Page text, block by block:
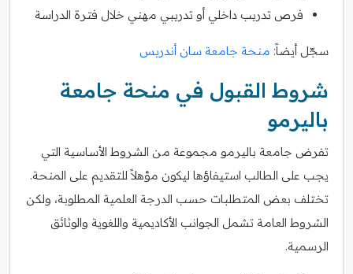
فرص تدريب داخلي أو تدريبي مهني خلال فترة الدراسة
سجّل أيضاً: منحة جامعة سان أندريس
شروط القبول في منحة جامعة
باليرمو
تفرض جامعة باليرمو مجموعة من الشروط الأساسية التي
يجب على الطالب استيفاؤها ليكون مؤهلاً للتقديم على المنحة.
تختلف بعض المتطلبات حسب الدرجة العلمية المطلوبة، ولكن
الشروط العامة تشمل الجوانب الأكاديمية واللغوية والوثائق
الرسمية.